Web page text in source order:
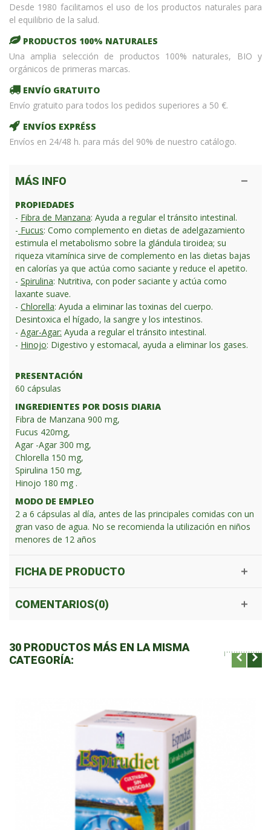
Desde 1980 facilitamos el uso de los productos naturales para
el equilibrio de la salud.
PRODUCTOS 100% NATURALES
Una amplia selección de productos 100% naturales, BIO y
orgánicos de primeras marcas.
ENVÍO GRATUITO
Envío gratuito para todos los pedidos superiores a 50 €.
ENVÍOS EXPRÉSS
Envíos en 24/48 h. para más del 90% de nuestro catálogo.
MÁS INFO
PROPIEDADES
- Fibra de Manzana: Ayuda a regular el tránsito intestinal.
- Fucus: Como complemento en dietas de adelgazamiento
estimula el metabolismo sobre la glándula tiroidea; su
riqueza vitamínica sirve de complemento en las dietas bajas
en calorías ya que actúa como saciante y reduce el apetito.
- Spirulina: Nutritiva, con poder saciante y actúa como
laxante suave.
- Chlorella: Ayuda a eliminar las toxinas del cuerpo.
Desintoxica el hígado, la sangre y los intestinos.
- Agar-Agar: Ayuda a regular el tránsito intestinal.
- Hinojo: Digestivo y estomacal, ayuda a eliminar los gases.
PRESENTACIÓN
60 cápsulas
INGREDIENTES POR DOSIS DIARIA
Fibra de Manzana 900 mg,
Fucus 420mg,
Agar -Agar 300 mg,
Chlorella 150 mg,
Spirulina 150 mg,
Hinojo 180 mg .
MODO DE EMPLEO
2 a 6 cápsulas al día, antes de las principales comidas con un
gran vaso de agua. No se recomienda la utilización en niños
menores de 12 años
FICHA DE PRODUCTO
COMENTARIOS(0)
30 PRODUCTOS MÁS EN LA MISMA
CATEGORÍA: